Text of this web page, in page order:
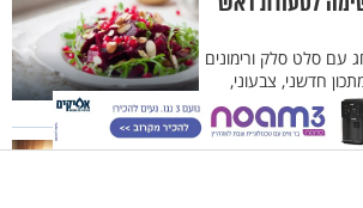
עם סלט סלק ורימונים
חדשני, צבעוני,
החדשה
של השנה, קבלו